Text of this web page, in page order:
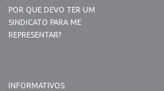
POR QUE DEVO TER UM
SINDICATO PARA ME
REPRESENTAR?
INFORMATIVOS